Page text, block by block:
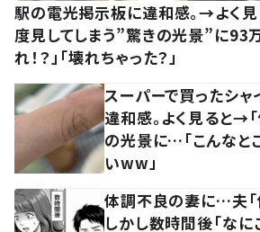
駅の電光掲示板に違和感。→よく
度見してしまう”驚きの光景”に93
れ！？」「壊れちゃった？」
スーパーで買ったシャ
違和感。よく見ると→
の光景に…「こんなとこ
いww」
体調不良の妻に…夫「
しかし数時間後「な